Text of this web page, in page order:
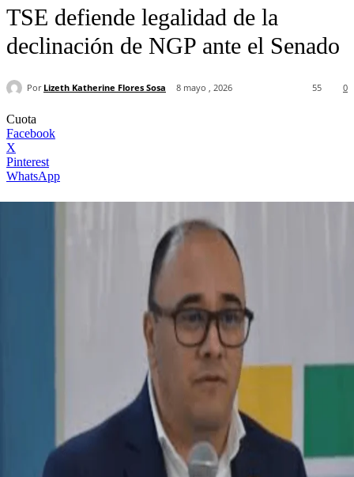
TSE defiende legalidad de la
declinación de NGP ante el Senado
Por Lizeth Katherine Flores Sosa 8 mayo , 2026 0
55
Cuota
Facebook
X
Pinterest
WhatsApp